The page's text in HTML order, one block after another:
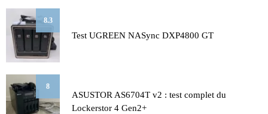
8.3
Test UGREEN NASync DXP4800 GT
8
ASUSTOR AS6704T v2 : test complet du
Lockerstor 4 Gen2+